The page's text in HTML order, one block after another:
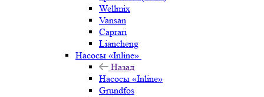
Wellmix
Vansan
Caprari
Liancheng
Насосы «Inline»
Назад
Насосы «Inline»
Grundfos